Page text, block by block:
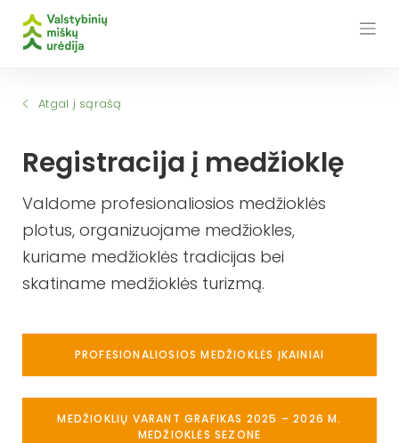
Atgal į sąrašą
Registracija į medžioklę
Valdome profesionaliosios medžioklės
plotus, organizuojame medžiokles,
kuriame medžioklės tradicijas bei
skatiname medžioklės turizmą.
PROFESIONALIOSIOS MEDŽIOKLĖS ĮKAINIAI
MEDŽIOKLIŲ VARANT GRAFIKAS 2025 – 2026 M.
MEDŽIOKLĖS SEZONE